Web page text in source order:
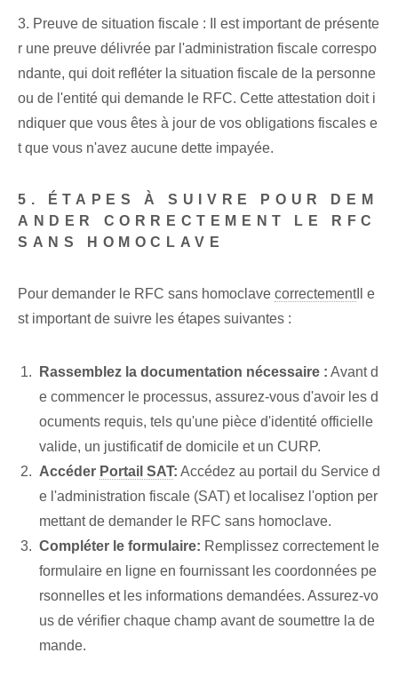
3. Preuve de situation fiscale : Il est important de présente
r une preuve délivrée par l'administration fiscale correspo
ndante, qui doit refléter la situation fiscale de la personne
ou de l'entité qui demande le RFC. Cette attestation doit i
ndiquer que vous êtes à jour de vos obligations fiscales e
t que vous n'avez aucune dette impayée.
5. ÉTAPES À SUIVRE POUR DEM
ANDER CORRECTEMENT LE RFC
SANS HOMOCLAVE
Pour demander le RFC sans homoclave correctementIl e
st important de suivre les étapes suivantes :
Rassemblez la documentation nécessaire : Avant d
e commencer le processus, assurez-vous d'avoir les d
ocuments requis, tels qu'une pièce d'identité officielle
valide, un justificatif de domicile et un CURP.
Accéder Portail SAT: Accédez au portail du Service d
e l'administration fiscale (SAT) et localisez l'option per
mettant de demander le RFC sans homoclave.
Compléter le formulaire: Remplissez correctement le
formulaire en ligne en fournissant les coordonnées pe
rsonnelles et les informations demandées. Assurez-vo
us de vérifier chaque champ avant de soumettre la de
mande.